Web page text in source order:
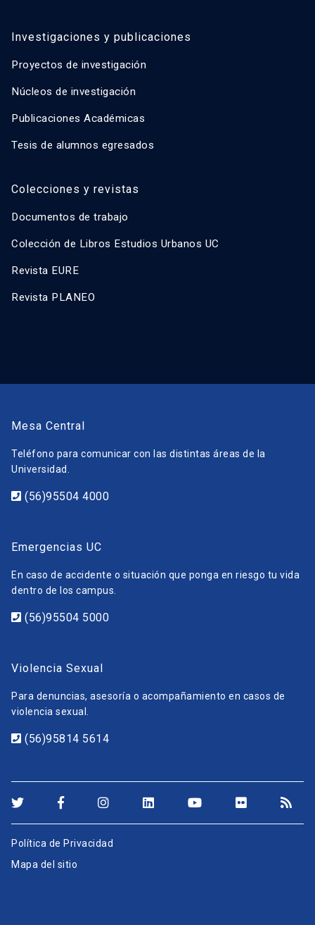
Investigaciones y publicaciones
Proyectos de investigación
Núcleos de investigación
Publicaciones Académicas
Tesis de alumnos egresados
Colecciones y revistas
Documentos de trabajo
Colección de Libros Estudios Urbanos UC
Revista EURE
Revista PLANEO
Mesa Central
Teléfono para comunicar con las distintas áreas de la
Universidad.
(56)95504 4000
Emergencias UC
En caso de accidente o situación que ponga en riesgo tu vida
dentro de los campus.
(56)95504 5000
Violencia Sexual
Para denuncias, asesoría o acompañamiento en casos de
violencia sexual.
(56)95814 5614
Política de Privacidad
Mapa del sitio